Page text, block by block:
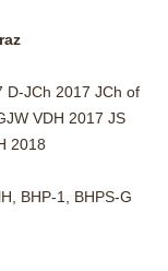
D-JCh 2017 JCh of
VDH 2017 JS
2018
BHP-1, BHPS-G